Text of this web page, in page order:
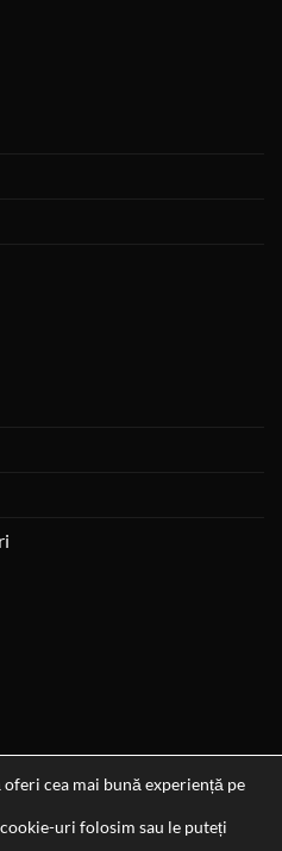
cea mai bună experiență pe
uri folosim sau le puteți